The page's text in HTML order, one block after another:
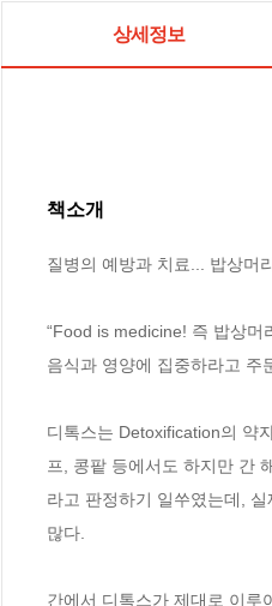
상세정보
책소개
질병의 예방과 치료... 밥상머
“Food is medicine! 즉 밥상머
음식과 영양에 집중하라고 주
디톡스는 Detoxification의 약
프, 콩팥 등에서도 하지만 간
라고 판정하기 일쑤였는데,
많다.
간에서 디톡스가 제대로 이루